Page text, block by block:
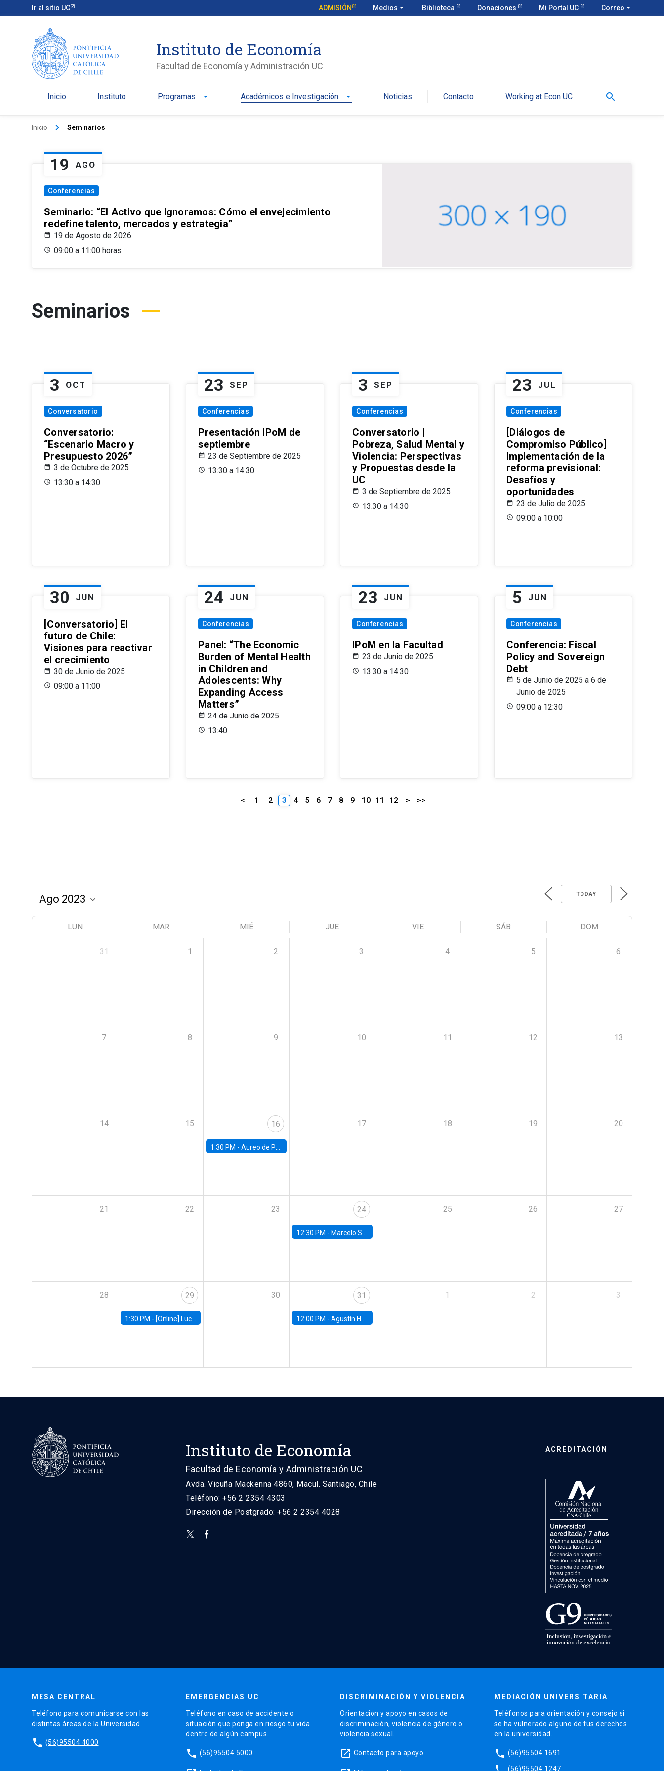
Ir al sitio UC ADMISIÓN Medios arrow_drop_down Biblioteca Donaciones Mi Portal UC Correo arrow_drop_down
Instituto de Economía
Facultad de Economía y Administración UC
Inicio Instituto Programas arrow_drop_down Académicos e Investigación arrow_drop_down Noticias Contacto Working at Econ UC search
Inicio keyboard_arrow_right Seminarios
19 AGO
Conferencias
Seminario: “El Activo que Ignoramos: Cómo el envejecimiento
redefine talento, mercados y estrategia”
19 de Agosto de 2026
09:00 a 11:00 horas
Seminarios
3 OCT
Conversatorio
Conversatorio:
“Escenario Macro y
Presupuesto 2026”
3 de Octubre de 2025
13:30 a 14:30
23 SEP
Conferencias
Presentación IPoM de
septiembre
23 de Septiembre de 2025
13:30 a 14:30
3 SEP
Conferencias
Conversatorio |
Pobreza, Salud Mental y
Violencia: Perspectivas
y Propuestas desde la
UC
3 de Septiembre de 2025
13:30 a 14:30
23 JUL
Conferencias
[Diálogos de
Compromiso Público]
Implementación de la
reforma previsional:
Desafíos y
oportunidades
23 de Julio de 2025
09:00 a 10:00
30 JUN
[Conversatorio] El
futuro de Chile:
Visiones para reactivar
el crecimiento
30 de Junio de 2025
09:00 a 11:00
24 JUN
Conferencias
Panel: “The Economic
Burden of Mental Health
in Children and
Adolescents: Why
Expanding Access
Matters”
24 de Junio de 2025
13:40
23 JUN
Conferencias
IPoM en la Facultad
23 de Junio de 2025
13:30 a 14:30
5 JUN
Conferencias
Conferencia: Fiscal
Policy and Sovereign
Debt
5 de Junio de 2025 a 6 de
Junio de 2025
09:00 a 12:30
< 1 2 3 4 5 6 7 8 9 10 11 12 > >>
TODAY
LUN MAR MIÉ JUE VIE SÁB DOM
31 1 2 3 4 5 6
7 8 9 10 11 12 13
14 15 16
1:30 PM -Aureo de Paula, UCL
17 18 19 20
21 22 23 24
12:30 PM - Marcelo Sant'Anna, FGV - EPGE
25 26 27
28 29
1:30 PM - [Online] Luciana Juvenal, International Monetary Fund (IMF)
30 31
12:00 PM -Agustín Hurtado, University of Maryland
1 2 3
Instituto de Economía
Facultad de Economía y Administración UC
Avda. Vicuña Mackenna 4860, Macul. Santiago, Chile
Teléfono: +56 2 2354 4303
Dirección de Postgrado: +56 2 2354 4028
ACREDITACIÓN
MESA CENTRAL
Teléfono para comunicarse con las
distintas áreas de la Universidad.
phone (56)95504 4000
EMERGENCIAS UC
Teléfono en caso de accidente o
situación que ponga en riesgo tu vida
dentro de algún campus.
phone (56)95504 5000
DISCRIMINACIÓN Y VIOLENCIA
Orientación y apoyo en casos de
discriminación, violencia de género o
violencia sexual.
launch Contacto para apoyo
MEDIACIÓN UNIVERSITARIA
Teléfonos para orientación y consejo si
se ha vulnerado alguno de tus derechos
en la universidad.
phone (56)95504 1691
(56)95504 1247